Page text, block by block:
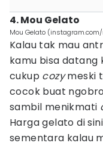
4. Mou Gelato
Mou Gelato
Kalau tak mau
kamu bisa datang
cukup cozymeski
cocok buat
sambil menikmati
Harga gelato di
sementara kalau